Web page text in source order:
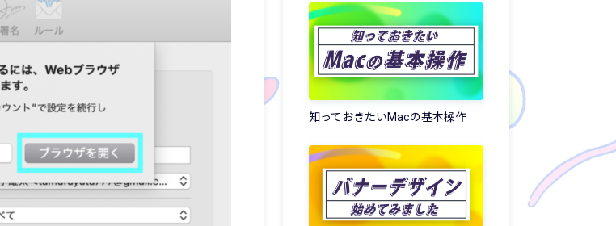
知っておきたいMacの基本操作